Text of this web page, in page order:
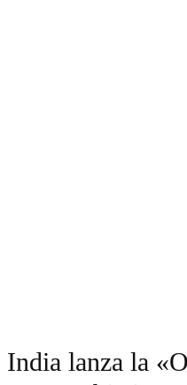
India lanza la